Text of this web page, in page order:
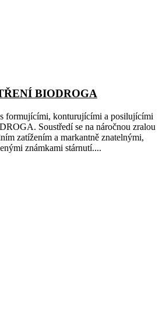
BIODROGA
formujícími, konturujícími a posilujícími
Soustředí se na náročnou zralou
zatížením a markantně znatelnými,
známkami stárnutí....